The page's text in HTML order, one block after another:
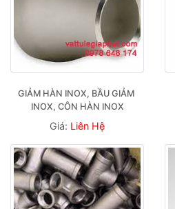
GIẢM HÀN INOX, BẦU GIẢM
INOX, CÔN HÀN INOX
Giá: Liên Hệ